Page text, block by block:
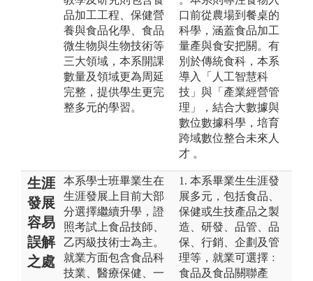
品加工工程、保健營
養與食品化學、食品
微生物與生物技術等
三大領域，本系開課
數量及領域更為周延
完整，提供學生更完
整多元的學習。
口前從農場到餐桌的
科學，涵蓋食品加工
量產與食安把關。有
別於傳統食科，本系
導入「人工智慧科
技」與「產業經營管
理」，結合大數據與
數位數據科學，培育
跨域數位整合未來人
才 。
生涯
發展
容易
誤解
之處
本系學士班畢業生在
生涯發展上目前大部
分選擇繼續升學，證
照考試上食品技師、
乙丙級技術士為主。
就業方面包含食品科
技業、醫療保健、一
1. 本系畢業生生涯發
展多元，包括食品、
保健或生技產品之製
造、研發、品管、品
保、行銷、企劃及管
理等，就業可選擇﹕
食品及食品關聯產